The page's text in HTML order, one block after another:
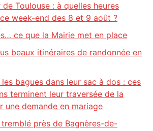
Toulouse : à quelles heures
week-end des 8 et 9 août ?
ce que la Mairie met en place
beaux itinéraires de randonnée en
bagues dans leur sac à dos : ces
terminent leur traversée de la
une demande en mariage
près de Bagnères-de-